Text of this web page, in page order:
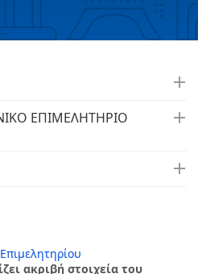
ΕΠΙΜΕΛΗΤΗΡΙΟ
ακριβή στοιχεία του